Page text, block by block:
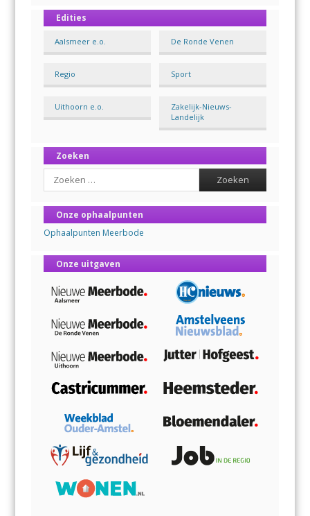
Edities
Aalsmeer e.o. De Ronde Venen
Regio Sport
Uithoorn e.o.
Zakelijk-Nieuws-
Landelijk
Zoeken
Search
Onze ophaalpunten
Ophaalpunten Meerbode
Onze uitgaven